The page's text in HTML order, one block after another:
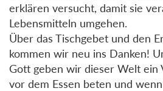
erklären versucht, damit sie
Lebensmitteln umgehen.
Über das Tischgebet und den
kommen wir neu ins Danken!
Gott geben wir dieser Welt ein
vor dem Essen beten und